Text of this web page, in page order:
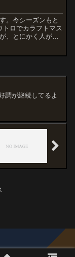
。今シーズンもと
トロでカラフトマス
、とにかく人が多
調が継続してるよ